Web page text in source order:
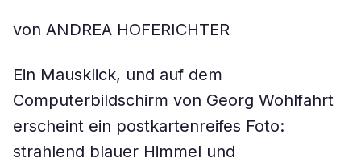
von ANDREA HOFERICHTER
Ein Mausklick, und auf dem
Computerbildschirm von Georg Wohlfahrt
erscheint ein postkartenreifes Foto:
strahlend blauer Himmel und